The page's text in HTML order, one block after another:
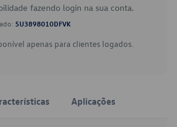
fazendo login na sua conta.
5U3898010DFVK
apenas para clientes logados.
Aplicações